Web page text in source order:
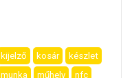
kijelző kosár
készlet
munka műhely
nfc